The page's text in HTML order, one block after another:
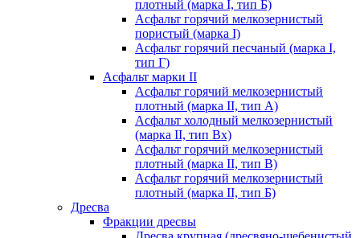
плотный (марка I, тип Б)
Асфальт горячий мелкозернистый
пористый (марка I)
Асфальт горячий песчаный (марка I,
тип Г)
Асфальт марки II
Асфальт горячий мелкозернистый
плотный (марка II, тип А)
Асфальт холодный мелкозернистый
(марка II, тип Вх)
Асфальт горячий мелкозернистый
плотный (марка II, тип В)
Асфальт горячий мелкозернистый
плотный (марка II, тип Б)
Дресва
Фракции дресвы